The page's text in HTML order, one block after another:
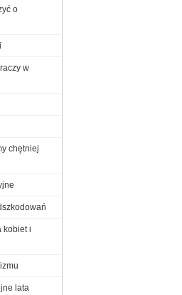
o
w
chętniej
kobiet i
lata